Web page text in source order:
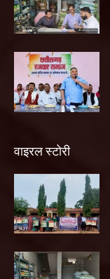
वाइरल स्टोरी